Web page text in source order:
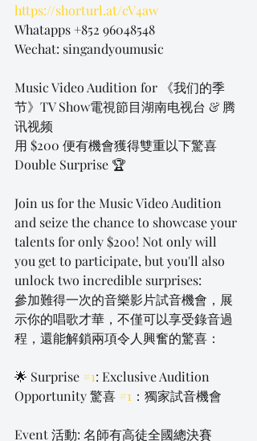
https://shorturl.at/cV4aw
Whatapps +852 96048548
Wechat: singandyoumusic
Music Video Audition for 《我们的季
节》TV Show電視節目湖南电视台 & 腾
讯视频
用 $200 便有機會獲得雙重以下驚喜
Double Surprise 🏆
Join us for the Music Video Audition
and seize the chance to showcase your
talents for only $200! Not only will
you get to participate, but you'll also
unlock two incredible surprises:
參加難得一次的音樂影片試音機會，展
示你的唱歌才華，不僅可以享受錄音過
程，還能解鎖兩項令人興奮的驚喜：
🌟 Surprise #1: Exclusive Audition
Opportunity 驚喜 #1 ：獨家試音機會
Event 活動: 名師有高徒全國總決賽